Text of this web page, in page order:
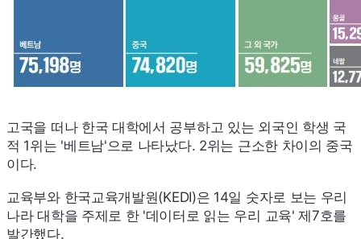
고국을 떠나 한국 대학에서 공부하고 있는 외국인 학생 국
적 1위는 '베트남'으로 나타났다. 2위는 근소한 차이의 중국
이다.
교육부와 한국교육개발원(KEDI)은 14일 숫자로 보는 우리
나라 대학을 주제로 한 '데이터로 읽는 우리 교육' 제7호를
발간했다.